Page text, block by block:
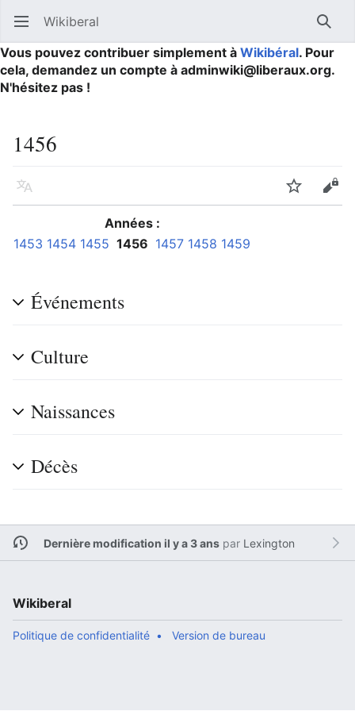
Ouvrir le menu principal Wikiberal
Vous pouvez contribuer simplement à Wikibéral. Pour
cela, demandez un compte à adminwiki@liberaux.org.
N'hésitez pas !
1456
Langue Suivre
Années :
1453 1454 1455 1456 1457 1458 1459
Événements
Culture
Naissances
Décès
Dernière modification il y a 3 anspar Lexington
Wikiberal
Politique de confidentialité Version de bureau